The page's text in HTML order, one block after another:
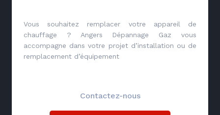
Vous souhaitez remplacer votre appareil de
chauffage ? Angers Dépannage Gaz vous
accompagne dans votre projet d’installation ou de
remplacement d’équipement
Contactez-nous